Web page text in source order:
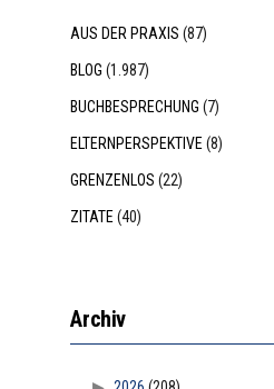
AUS DER PRAXIS (87)
BLOG (1.987)
BUCHBESPRECHUNG (7)
ELTERNPERSPEKTIVE(8)
GRENZENLOS (22)
ZITATE(40)
Archiv